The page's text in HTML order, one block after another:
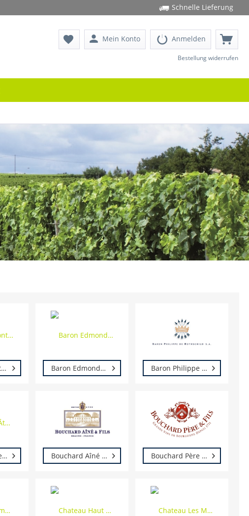
Schnelle Lieferung
favorite person Mein Konto Anmelden
Bestellung widerrufen
Baron de Montfort Baron Edmond de Rothschild Baron Philippe de Rothschild
BordeauxchÂteau Begadan Bouchard Aîné & Fils Bouchard Père & Fils